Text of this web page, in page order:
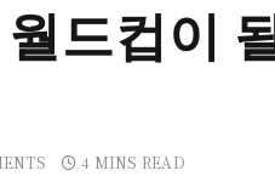
드컵이
4 MINS READ